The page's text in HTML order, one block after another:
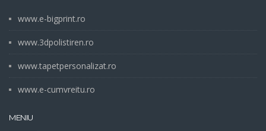
www.e-bigprint.ro
www.3dpolistiren.ro
www.tapetpersonalizat.ro
www.e-cumvreitu.ro
MENIU